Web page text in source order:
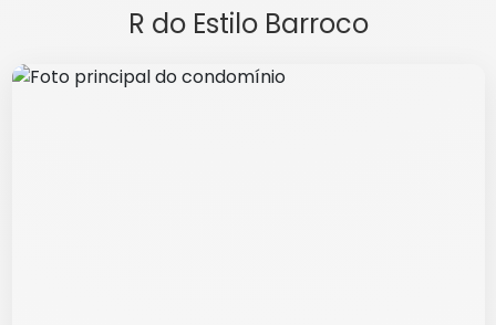
R do Estilo Barroco